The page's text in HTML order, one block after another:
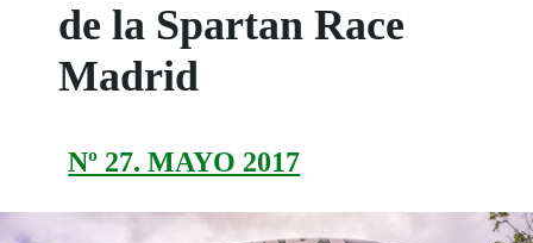
de la Spartan Race
Madrid
Nº 27. MAYO 2017